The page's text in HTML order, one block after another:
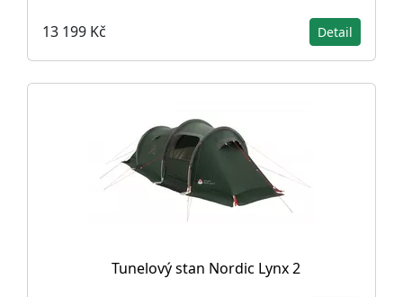
13 199 Kč Detail
Tunelový stan Nordic Lynx 2